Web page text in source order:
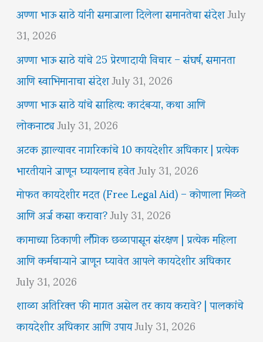
अण्णा भाऊ साठे यांनी समाजाला दिलेला समानतेचा संदेशJuly
31, 2026
अण्णा भाऊ साठे यांचे 25 प्रेरणादायी विचार – संघर्ष, समानता
आणि स्वाभिमानाचा संदेशJuly 31, 2026
अण्णा भाऊ साठे यांचे साहित्य: कादंबऱ्या, कथा आणि
लोकनाट्यJuly 31, 2026
अटक झाल्यावर नागरिकांचे 10 कायदेशीर अधिकार | प्रत्येक
भारतीयाने जाणून घ्यायलाच हवेतJuly 31, 2026
मोफत कायदेशीर मदत (Free Legal Aid) – कोणाला मिळते
आणि अर्ज कसा करावा?July 31, 2026
कामाच्या ठिकाणी लैंगिक छळापासून संरक्षण | प्रत्येक महिला
आणि कर्मचाऱ्याने जाणून घ्यावेत आपले कायदेशीर अधिकार
July 31, 2026
शाळा अतिरिक्त फी मागत असेल तर काय करावे? | पालकांचे
कायदेशीर अधिकार आणि उपायJuly 31, 2026